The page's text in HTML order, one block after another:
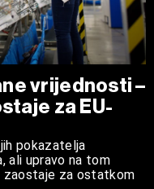
vrijednosti –
za EU-
pokazatelja
ali upravo na tom
zaostaje za ostatkom